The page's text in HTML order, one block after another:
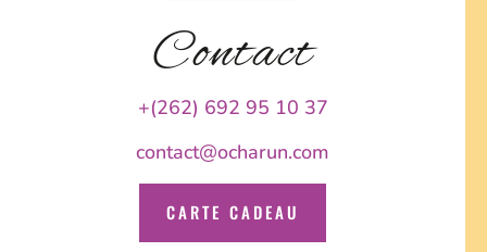
Contact
+(262) 692 95 10 37
contact@ocharun.com
CARTE CADEAU